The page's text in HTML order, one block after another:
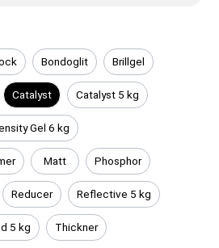
Bondoglit Brillgel
Catalyst Catalyst 5 kg
Gel 6 kg
Matt Phosphor
Reducer Reflective 5 kg
5 kg Thickner